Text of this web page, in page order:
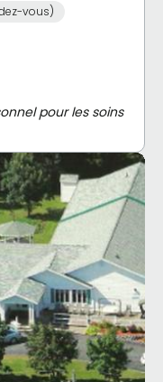
vous)
pour les soins